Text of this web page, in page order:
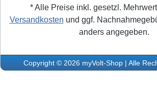
* Alle Preise inkl. gesetzl.
Versandkosten und ggf.
anders angegeben.
Copyright © 2026 myVolt-Shop | Alle